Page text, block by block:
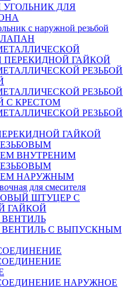
ДЛЯ
с наружной резьбой
ПЕРЕКИДНОЙ ГАЙКОЙ
РЕЗЬБОЙ
РЕЗЬБОЙ
С КРЕСТОМ
РЕЗЬБОЙ
ГАЙКОЙ
ВНУТРЕНИМ
НАРУЖНЫМ
для смесителя
ШТУЦЕР С
ГАЙКОЙ
С ВЫПУСКНЫМ
НАРУЖНОЕ